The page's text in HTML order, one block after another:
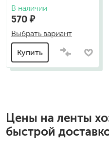
В наличии
570 ₽
Выбрать вариант
Купить
Цены на ленты
быстрой